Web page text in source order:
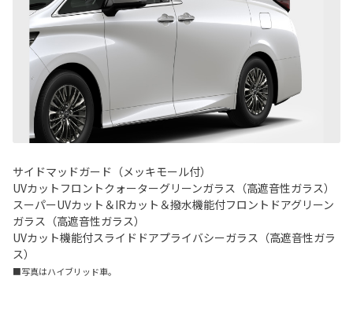
サイドマッドガード（メッキモール付）
UVカットフロントクォーターグリーンガラス（高遮音性ガラス）
スーパーUVカット＆IRカット＆撥水機能付フロントドアグリーン
ガラス（高遮音性ガラス）
UVカット機能付スライドドアプライバシーガラス（高遮音性ガラ
ス）
■写真はハイブリッド車。